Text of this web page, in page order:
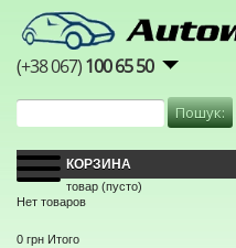
(+38 067)100 65 50
КОРЗИНА
товар (пусто)
Нет товаров
0 грн Итого